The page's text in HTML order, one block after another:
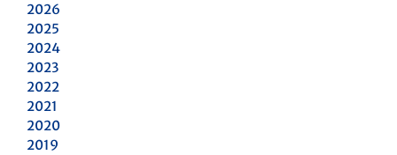
2026
2025
2024
2023
2022
2021
2020
2019